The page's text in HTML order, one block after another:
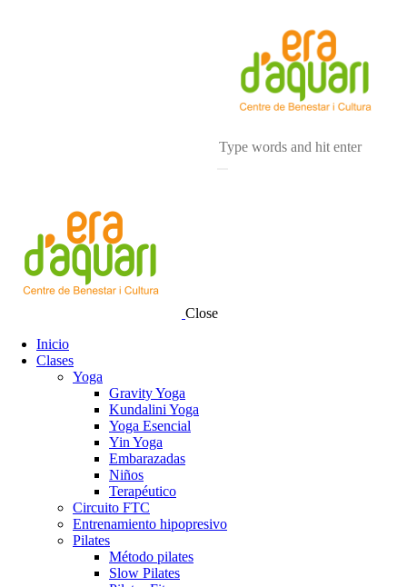
Close
Inicio
Clases
Yoga
Gravity Yoga
Kundalini Yoga
Yoga Esencial
Yin Yoga
Embarazadas
Niños
Terapéutico
Circuito FTC
Entrenamiento hipopresivo
Pilates
Método pilates
Slow Pilates